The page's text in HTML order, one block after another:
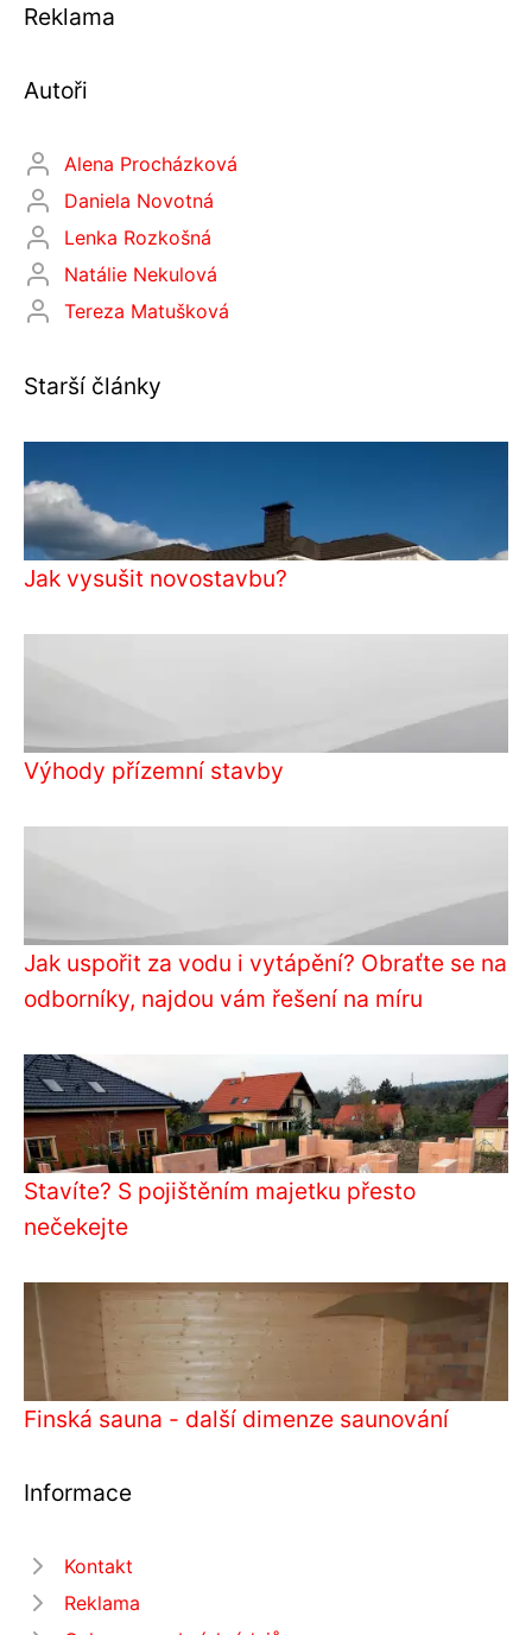
Reklama
Autoři
Alena Procházková
Daniela Novotná
Lenka Rozkošná
Natálie Nekulová
Tereza Matušková
Starší články
Jak vysušit novostavbu?
Výhody přízemní stavby
Jak uspořit za vodu i vytápění? Obraťte se na
odborníky, najdou vám řešení na míru
Stavíte? S pojištěním majetku přesto
nečekejte
Finská sauna - další dimenze saunování
Informace
Kontakt
Reklama